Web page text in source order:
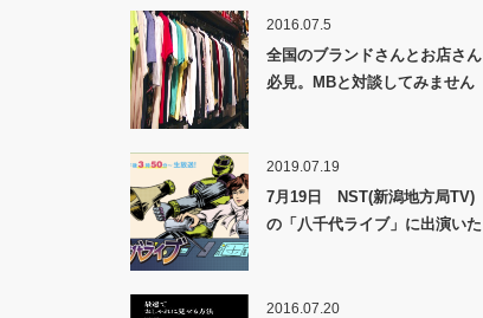
2016.07.5
全国のブランドさんとお店さん
必見。MBと対談してみません
2019.07.19
7月19日 NST(新潟地方局TV)
の「八千代ライブ」に出演いた
2016.07.20